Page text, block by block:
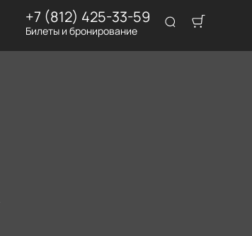
+7 (812) 425-33-59
Билеты и бронирование